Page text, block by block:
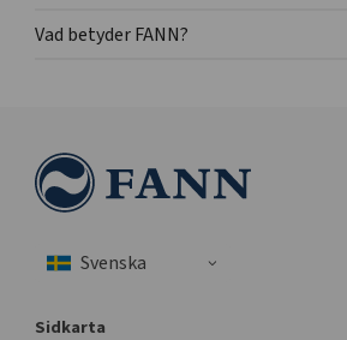
Vad betyder FANN?
Sidkarta